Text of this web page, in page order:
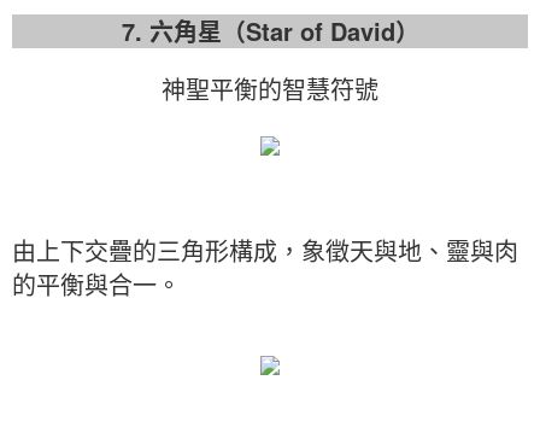
7. 六角星（Star of David）
神聖平衡的智慧符號
由上下交疊的三角形構成，象徵天與地、靈與肉
的平衡與合一。